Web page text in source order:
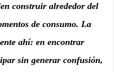
construir alrededor del
de consumo. La
ahí: en encontrar
sin generar confusión,